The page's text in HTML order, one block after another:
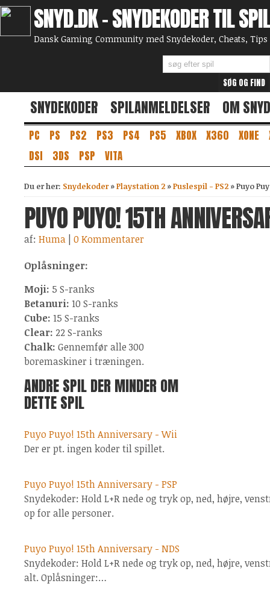
SNYD.DK - SNYDEKODER TIL SPIL
Dansk Gaming Community med Snydekoder, Cheats,
SNYDEKODER SPILANMELDELSER OM SNYD
PC PS PS2 PS3 PS4 PS5 XBOX X360 XONE
DSI
3DS PSP VITA
Du er her: Snydekoder»Playstation 2 »Puslespil - PS2 »Puyo
PUYO PUYO! 15TH
af: Huma 0 Kommentarer
Oplåsninger:
Moji: 5 S-ranks
Betanuri: 10 S-ranks
Cube: 15 S-ranks
Clear: 22 S-ranks
Chalk: Gennemfør alle 300
boremaskiner i træningen.
ANDRE SPIL DER MINDER OM
DETTE SPIL
Puyo Puyo! 15th Anniversary - Wii
Der er pt. ingen koder til spillet.
Puyo Puyo! 15th Anniversary - PSP
Snydekoder: Hold L+R nede og tryk op, ned, højre,
op for alle personer.
Puyo Puyo! 15th Anniversary - NDS
Snydekoder: Hold L+R nede og tryk op, ned, højre,
alt. Oplåsninger:…